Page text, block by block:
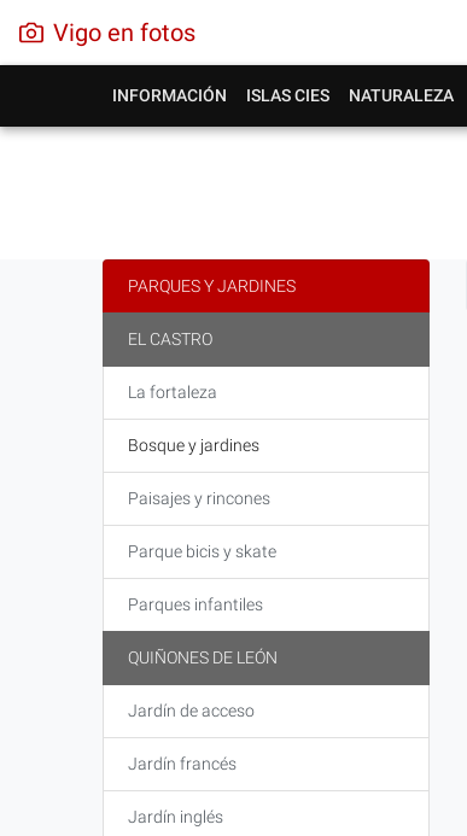
Vigo en fotos
INFORMACIÓN ISLAS CIES NATURALEZA
PARQUES Y JARDINES
EL CASTRO
La fortaleza
Bosque y jardines
Paisajes y rincones
Parque bicis y skate
Parques infantiles
QUIÑONES DE LEÓN
Jardín de acceso
Jardín francés
Jardín inglés